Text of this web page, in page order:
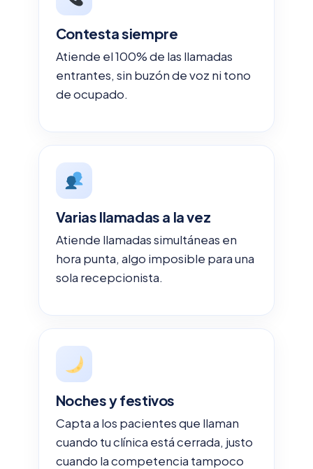
Contesta siempre
Atiende el 100% de las llamadas
entrantes, sin buzón de voz ni tono
de ocupado.
Varias llamadas a la vez
Atiende llamadas simultáneas en
hora punta, algo imposible para una
sola recepcionista.
Noches y festivos
Capta a los pacientes que llaman
cuando tu clínica está cerrada, justo
cuando la competencia tampoco